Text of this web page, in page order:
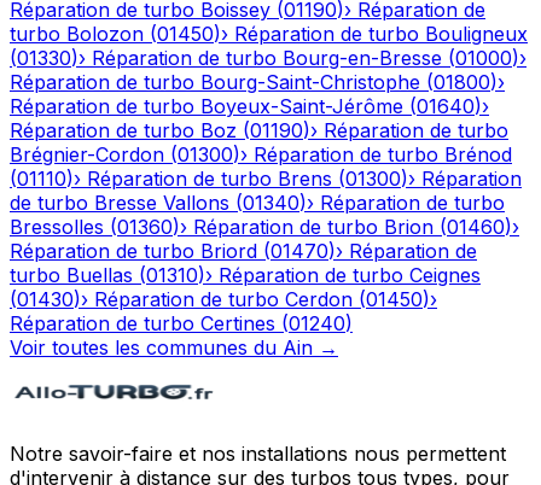
Réparation de turbo Boissey (01190)› Réparation de
turbo Bolozon (01450)› Réparation de turbo Bouligneux
(01330)› Réparation de turbo Bourg-en-Bresse (01000)›
Réparation de turbo Bourg-Saint-Christophe (01800)›
Réparation de turbo Boyeux-Saint-Jérôme (01640)›
Réparation de turbo Boz (01190)› Réparation de turbo
Brégnier-Cordon (01300)› Réparation de turbo Brénod
(01110)› Réparation de turbo Brens (01300)› Réparation
de turbo Bresse Vallons (01340)› Réparation de turbo
Bressolles (01360)› Réparation de turbo Brion (01460)›
Réparation de turbo Briord (01470)› Réparation de
turbo Buellas (01310)› Réparation de turbo Ceignes
(01430)› Réparation de turbo Cerdon (01450)›
Réparation de turbo Certines (01240)
Voir toutes les communes du Ain →
Notre savoir-faire et nos installations nous permettent
d'intervenir à distance sur des turbos tous types, pour